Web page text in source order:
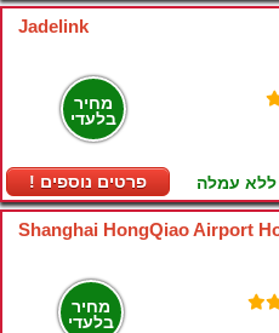
Jadelink
מחיר
בלעדי
! פרטים נוספים ללא עמלה
Shanghai HongQiao Airport
מחיר
בלעדי